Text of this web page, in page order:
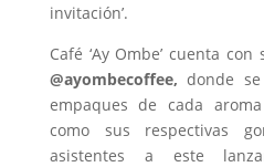
invitación’.
Café ‘Ay Ombe’ cuenta
@ayombecoffee, donde
empaques de cada
como sus respectivas
asistentes a este